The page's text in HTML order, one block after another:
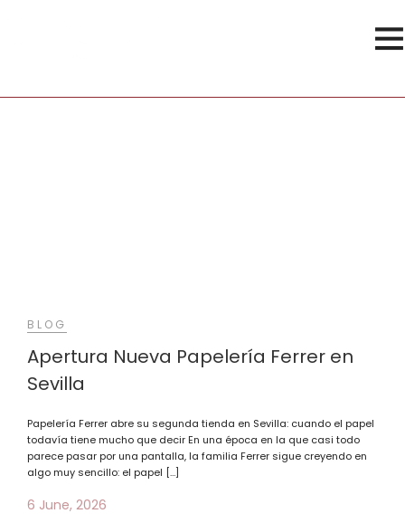
BLOG
Apertura Nueva Papelería Ferrer en
Sevilla
Papelería Ferrer abre su segunda tienda en Sevilla: cuando el papel
todavía tiene mucho que decir En una época en la que casi todo
parece pasar por una pantalla, la familia Ferrer sigue creyendo en
algo muy sencillo: el papel […]
6 June, 2026